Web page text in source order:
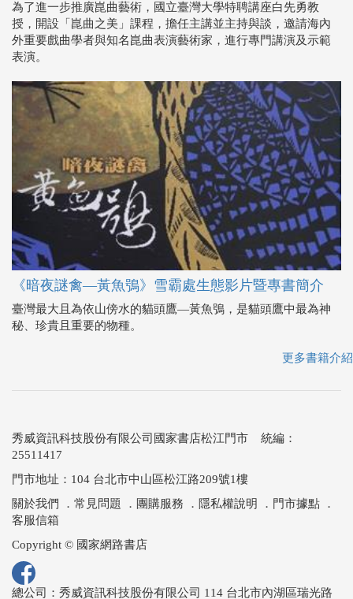
為了進一步推廣崑曲藝術，國立臺灣大學特聘講座白先勇教
授，開設「崑曲之美」課程，擔任主講並主持與談，邀請海內
外重要戲曲學者與知名崑曲表演藝術家，進行專門講演及示範
表演。
《暗夜謎禽—黃魚鴞》雪霸處生態影片暨專書簡介
臺灣最大且為依山傍水的貓頭鷹—黃魚鴞，是貓頭鷹中最為神
秘、珍貴且重要的物種。
更多書籍介紹
秀威資訊科技股份有限公司國家書店松江門市 統編：
25511417
門市地址：104 台北市中山區松江路209號1樓
關於我們
． 常見問題 ． 團購服務 ． 隱私權說明 ． 門市據點 ．
客服信箱
Copyright © 國家網路書店
總公司：秀威資訊科技股份有限公司 114 台北市內湖區瑞光路